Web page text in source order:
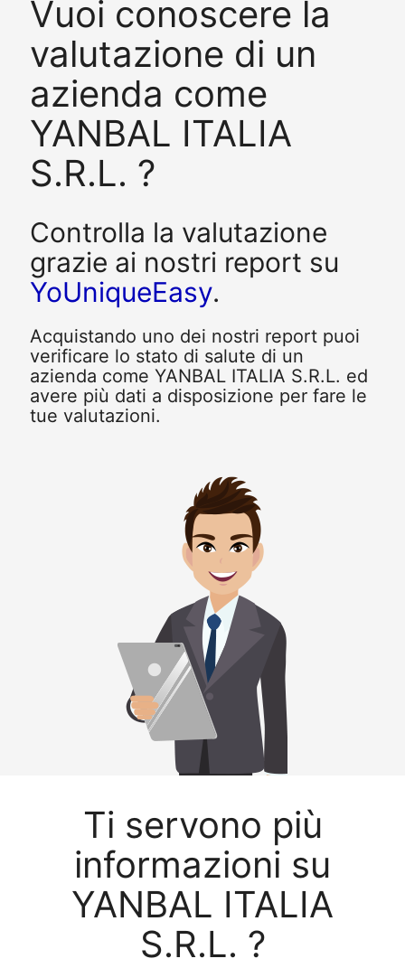
Vuoi conoscere la
valutazione di un
azienda come
YANBAL ITALIA
S.R.L. ?
Controlla la valutazione
grazie ai nostri report su
YoUniqueEasy.
Acquistando uno dei nostri report puoi
verificare lo stato di salute di un
azienda come YANBAL ITALIA S.R.L. ed
avere più dati a disposizione per fare le
tue valutazioni.
Ti servono più
informazioni su
YANBAL ITALIA
S.R.L. ?